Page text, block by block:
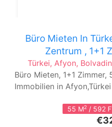
Büro Mieten In
Zentrum , 1+1
Türkei, Afyon, Bolvadin
Büro Mieten, 1+1 Zimmer,
Immobilien in Afyon,Türkei
55 M2 / 592